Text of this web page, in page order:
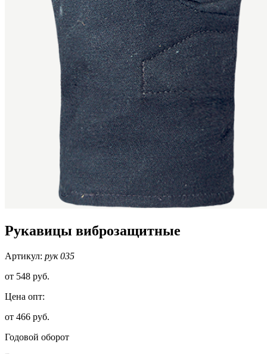
Рукавицы виброзащитные
Артикул: рук 035
от 548 руб.
Цена опт:
от 466 руб.
Годовой оборот